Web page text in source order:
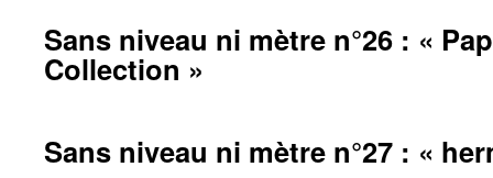
Sans niveau ni mètre n°26 : «
Collection »
Sans niveau ni mètre n°27 : «